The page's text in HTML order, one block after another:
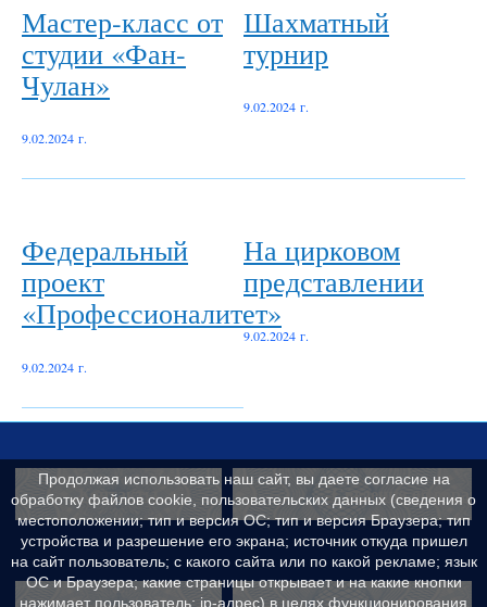
Мастер-класс от
студии «Фан-
Чулан»
9.02.2024 г.
Шахматный
турнир
9.02.2024 г.
Федеральный
проект
«Профессионалитет»
9.02.2024 г.
На цирковом
представлении
9.02.2024 г.
Контакты Сведения об
Продолжая использовать наш сайт, вы даете согласие на
обработку файлов cookie, пользовательских данных (сведения о
местоположении; тип и версия ОС; тип и версия Браузера; тип
устройства и разрешение его экрана; источник откуда пришел
на сайт пользователь; с какого сайта или по какой рекламе; язык
ОС и Браузера; какие страницы открывает и на какие кнопки
нажимает пользователь; ip-адрес) в целях функционирования